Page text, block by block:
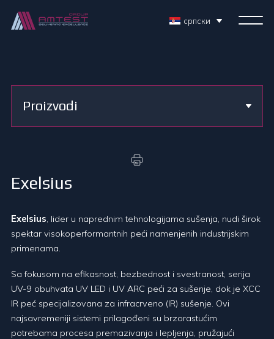
српски
Proizvodi
Exelsius
Exelsius , lider u naprednim tehnologijama sušenja, nudi širok
spektar visokoperformantnih peći namenjenih industrijskim
primenama.
Sa fokusom na efikasnost, bezbednost i svestranost, serija
UV-9 obuhvata UV LED i UV ARC peći za sušenje, dok je XCC
IR peć specijalizovana za infracrveno (IR) sušenje. Ovi
najsavremeniji sistemi prilagođeni su brzorastućim
potrebama procesa premazivanja i lepljenja, pružajući